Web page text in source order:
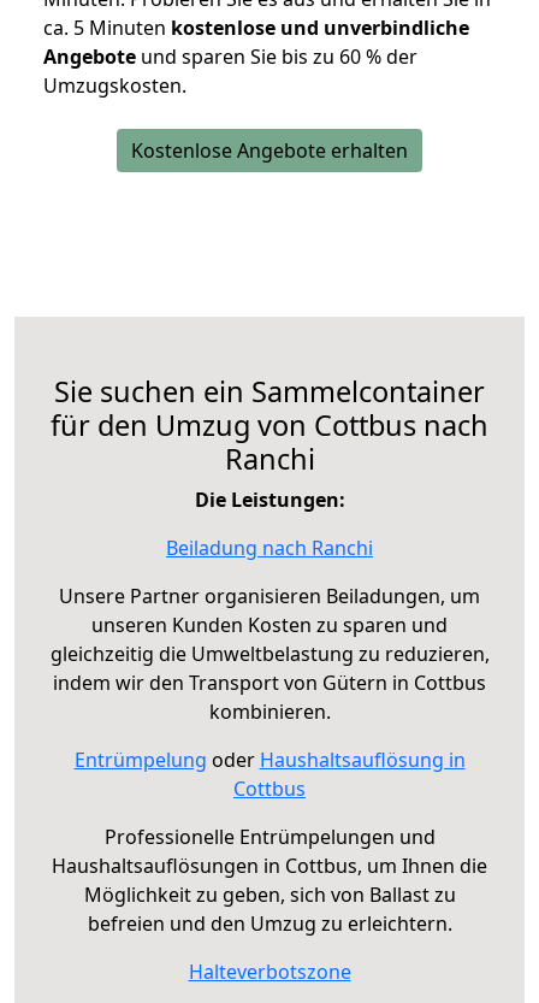
ca. 5 Minuten kostenlose und unverbindliche
Angebote und sparen Sie bis zu 60 % der
Umzugskosten.
Kostenlose Angebote erhalten
Sie suchen ein Sammelcontainer
für den Umzug von Cottbus nach
Ranchi
Die Leistungen:
Beiladung nach Ranchi
Unsere Partner organisieren Beiladungen, um
unseren Kunden Kosten zu sparen und
gleichzeitig die Umweltbelastung zu reduzieren,
indem wir den Transport von Gütern in Cottbus
kombinieren.
Entrümpelung oder Haushaltsauflösung in
Cottbus
Professionelle Entrümpelungen und
Haushaltsauflösungen in Cottbus, um Ihnen die
Möglichkeit zu geben, sich von Ballast zu
befreien und den Umzug zu erleichtern.
Halteverbotszone